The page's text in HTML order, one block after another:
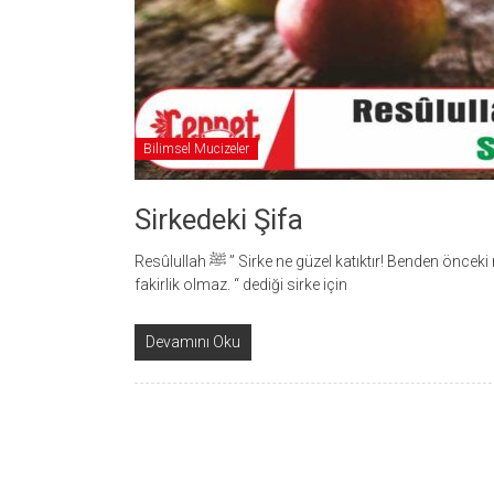
Bilimsel Mucizeler
Sirkedeki Şifa
Resûlullah ﷺ ” Sirke ne güzel katıktır! Benden önceki nebilerin katığıydı, Allah sirkeyi mübarek kılsın, sirke olan evde
fakirlik olmaz. “ dediği sirke için
Devamını Oku